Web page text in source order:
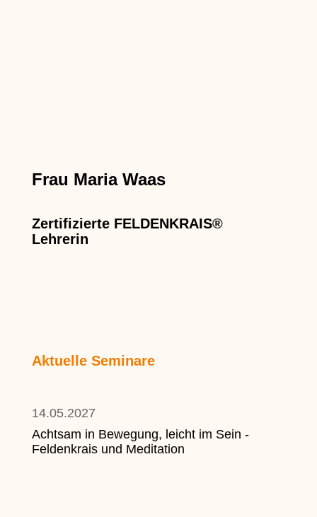
Frau Maria Waas
Zertifizierte FELDENKRAIS®
Lehrerin
Aktuelle Seminare
14.05.2027
Achtsam in Bewegung, leicht im Sein -
Feldenkrais und Meditation